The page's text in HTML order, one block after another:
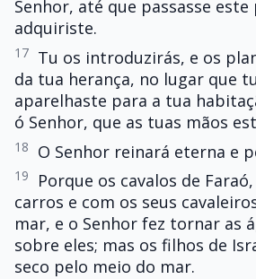
Senhor, até que passasse este
adquiriste.
17 Tu os introduzirás, e os
da tua herança, no lugar que
aparelhaste para a tua
ó Senhor, que as tuas mãos
18 O Senhor reinará eterna e
19
Porque os cavalos de
carros e com os seus
mar, e o Senhor fez tornar as
sobre eles; mas os filhos de
seco pelo meio do mar.